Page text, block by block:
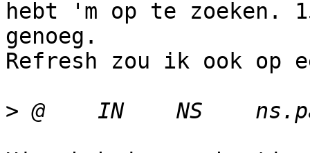
hebt 'm op te zoeken.
genoeg.
Refresh zou ik ook op
>